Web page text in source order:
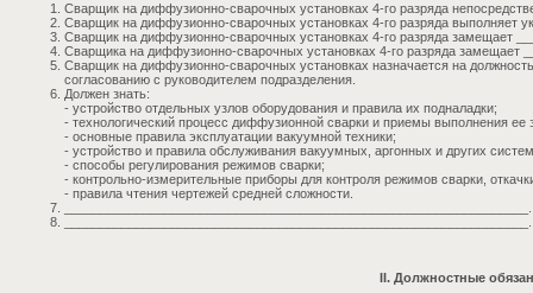
Сварщик на диффузионно-сварочных установках 4-го разряда
Сварщик на диффузионно-сварочных установках 4-го разряда выполняет
Сварщик на диффузионно-сварочных установках 4-го разряда замещает
Сварщика на диффузионно-сварочных установках 4-го разряда замещает
Сварщик на диффузионно-сварочных установках назначается на
согласованию с руководителем подразделения.
Должен знать:
- устройство отдельных узлов оборудования и правила их подналадки;
- технологический процесс диффузионной сварки и приемы выполнения ее
- основные правила эксплуатации вакуумной техники;
- устройство и правила обслуживания вакуумных, аргонных и других
- способы регулирования режимов сварки;
- контрольно-измерительные приборы для контроля режимов сварки,
- правила чтения чертежей средней сложности.
II. Должностные